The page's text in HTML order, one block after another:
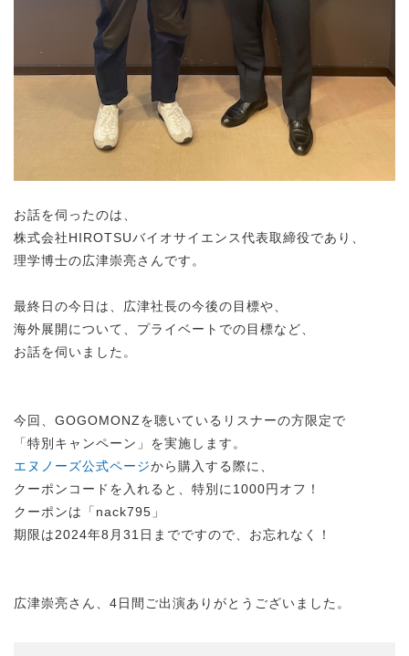
お話を伺ったのは、
株式会社HIROTSUバイオサイエンス代表取締役であり、
理学博士の広津崇亮さんです。
最終日の今日は、広津社長の今後の目標や、
海外展開について、プライベートでの目標など、
お話を伺いました。
今回、GOGOMONZを聴いているリスナーの方限定で
「特別キャンペーン」を実施します。
エヌノーズ公式ページから購入する際に、
クーポンコードを入れると、特別に1000円オフ！
クーポンは「nack795」
期限は2024年8月31日までですので、お忘れなく！
広津崇亮さん、4日間ご出演ありがとうございました。